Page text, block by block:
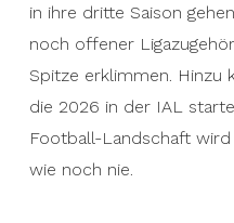
in ihre dritte Saison
noch offener
Spitze erklimmen. Hinzu
die 2026 in der IAL
Football-Landschaft
wie noch nie.